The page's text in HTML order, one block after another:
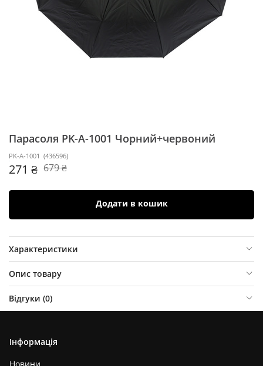
Парасоля PK-A-1001 Чорний+червоний
PK-A-1001 (436596)
271 ₴ 679 ₴
Додати в кошик
Характеристики
Опис товару
Відгуки (0)
Інформація